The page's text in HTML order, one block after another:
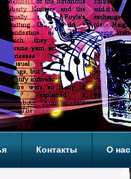
Контакты О нас